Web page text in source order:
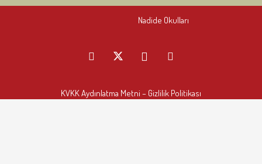
Nadide Okulları
KVKK Aydınlatma Metni – Gizlilik Politikası